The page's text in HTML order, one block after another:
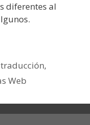
diferentes al
,
Web